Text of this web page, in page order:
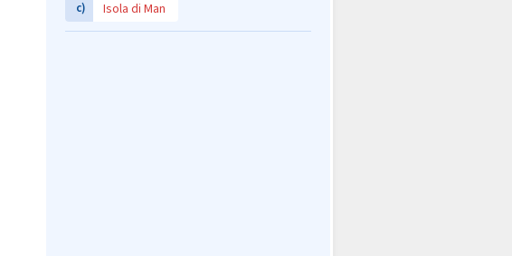
c) Isola di Man